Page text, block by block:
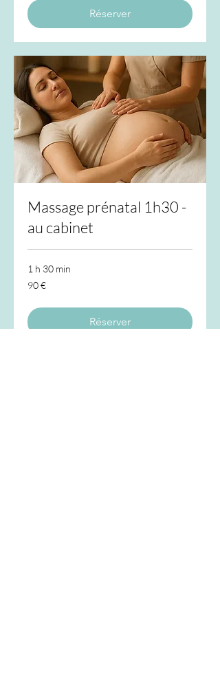
Réserver
Massage prénatal 1h30 -
au cabinet
1 h 30 min
90
euros
90 €
Réserver